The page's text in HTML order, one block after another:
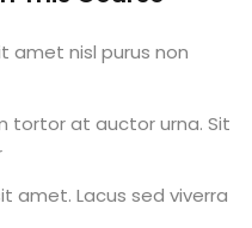
amet nisl purus non
tortor at auctor urna. Sit
amet. Lacus sed viverra